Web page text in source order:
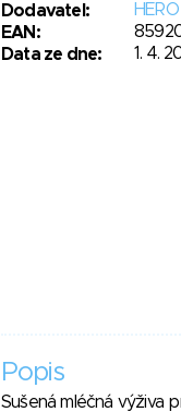
Dodavatel:
EAN:
Data ze dne:
1. 4.
Popis
Sušená mléčná výživa